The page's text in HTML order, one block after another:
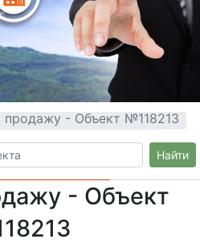
- Объект №118213
Найти
- Объект